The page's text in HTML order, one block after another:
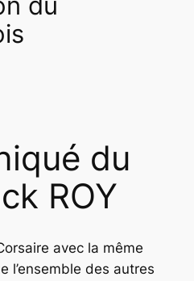
du
ROY
avec la même
l’ensemble des autres